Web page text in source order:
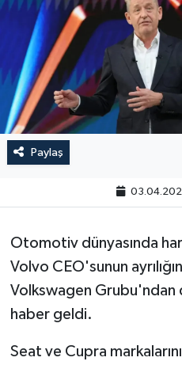
Paylaş
Otomotiv dünyasında
Volvo CEO'sunun
Volkswagen Grubu'ndan
haber geldi.
Seat ve Cupra